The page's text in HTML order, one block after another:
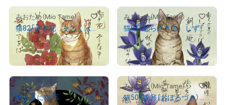
みおため（Mio Tame） 1
¥1,000
売出し（初回販売）
みおため（Mio Tame） 1
猫81「むらさきの しずくこぼるる 朝の庭 しずかに咲ける 夢のなごりよ」
¥1,000
売出し（初回販売）
みおため（Mio Tame） 1
気ままに猫75
みおため（Mio Tame） 2
猫50「朧月（おぼろづき） 心静かに 紫（し）を見つめ 昔語りに 過ぎし日偲ぶ」